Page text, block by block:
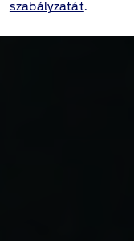
szabályzatát.